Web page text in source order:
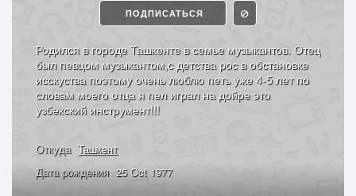
ПОДПИСАТЬСЯ
Родился в городе Ташкенте в семье музыкантов. Отец
был певцом музыкантом,с детства рос в обстановке
исскуства поэтому очень люблю петь уже 4-5 лет по
словам моего отца я пел играл на дойре это
узбекский инструмент!!!
Откуда Ташкент
Дата рождения 25 Oct 1977